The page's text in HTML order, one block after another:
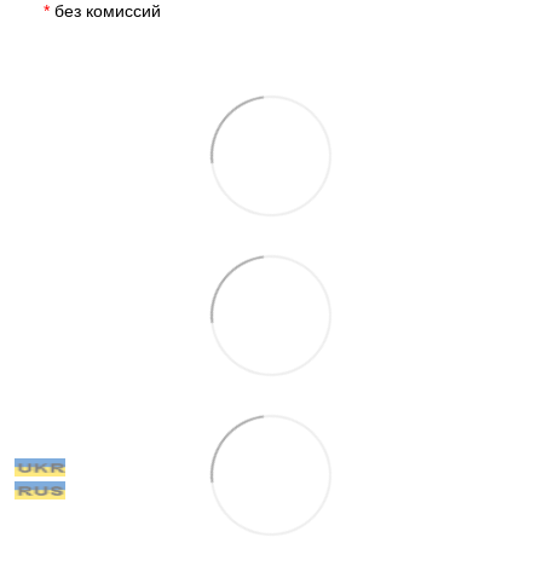
* без комиссий